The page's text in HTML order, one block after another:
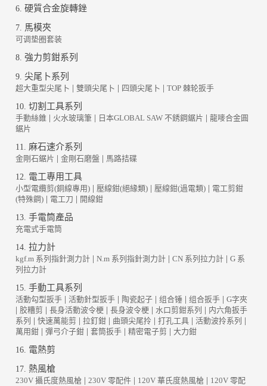
6.硬質合金旋轉銼
7. 馬模夾
可调垫圈套装
8.強力剪鉗系列
9.尖尾卜系列
超大重型尖尾卜 |雙頭尖尾卜 四頭尖尾卜 |TOP 棘轮扳手
10.切割工具系列
手動絲錐 火水玻璃筆 日本GLOBAL SAW 不銹鋼鋸片 |龍嘜合金圓
鋸片
11. 麻石速介系列
金剛石鋸片 |金剛石磨盤 馬路拮碟
12. 電工專用工具
小型電纜剪(銅線專用) 壓線鉗(絕緣類) 壓線鉗(過電類)
電工剪鉗
(特殊鋼)
電工刀 開線鉗
13.手電筒產品
充電式手電筒
14.拉力計
kgf.m 系列指針測力計 |N.m 系列指針測力計 |CN 系列拉力計 |G 系
列拉力計
15.手動工具系列
活動勾型扳手 |活動針型扳手 陶瓷起子 |组合锤 |组合扳手 |G字夾
胶糟剪 |長身活動波令梗 |長身波令梗 水口剪鉗系列
内六角扳手
系列
|快速萬能剪 |拉釘鉗 曲頭尖尾拎 |打孔工具 |活動波拎系列
萬用鉗 |彈弓介子鉗 |套筒扳手 |精密電子剪 |大力鉗
16. 電熱剪
17.熱風槍
230V 攝氏度熱風槍 |230V 零配件 120V 華氏度熱風槍
120V 零配